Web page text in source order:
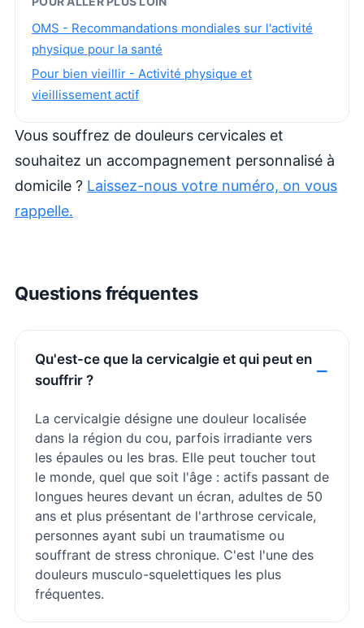
OMS - Recommandations mondiales sur l'activité
physique pour la santé
Pour bien vieillir - Activité physique et
vieillissement actif
Vous souffrez de douleurs cervicales et
souhaitez un accompagnement personnalisé à
domicile ? Laissez-nous votre numéro, on vous
rappelle.
Questions fréquentes
Qu'est-ce que la cervicalgie et qui peut en
souffrir ?
La cervicalgie désigne une douleur localisée
dans la région du cou, parfois irradiante vers
les épaules ou les bras. Elle peut toucher tout
le monde, quel que soit l'âge : actifs passant de
longues heures devant un écran, adultes de 50
ans et plus présentant de l'arthrose cervicale,
personnes ayant subi un traumatisme ou
souffrant de stress chronique. C'est l'une des
douleurs musculo-squelettiques les plus
fréquentes.